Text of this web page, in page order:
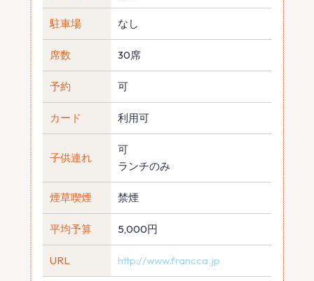
駐車場 なし
席数 30席
予約 可
カード 利用可
子供連れ
可
ランチのみ
煙草喫煙 禁煙
平均予算 5,000円
URL http://www.francca.jp